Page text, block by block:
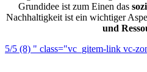
Grundidee ist zum Einen das
Nachhaltigkeit ist ein wichtiger
und
5/5 (8) " class="vc_gitem-link vc-